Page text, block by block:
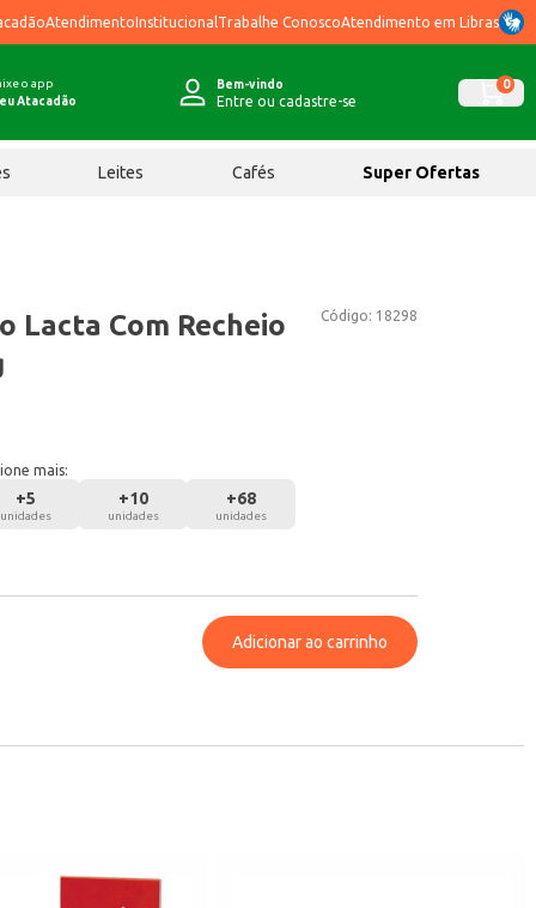
AtendimentoInstitucional Trabalhe ConoscoAtendimento em Libras
o app
Atacadão
Bem-vindo
Entre ou cadastre-se
0
Leites Cafés Super Ofertas
Código: 18298
Lacta Com Recheio
mais:
+5
unidades
+10
unidades
+68
unidades
Adicionar ao carrinho